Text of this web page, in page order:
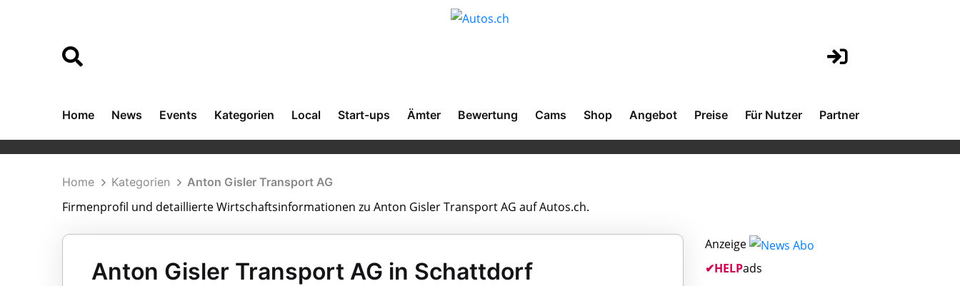
Home News Events Kategorien Local Start-ups Ämter Bewertung Cams Shop Angebot Preise Für Nutzer Partner
Home Kategorien Anton Gisler Transport AG
Firmenprofil und detaillierte Wirtschaftsinformationen zu Anton Gisler Transport AG auf Autos.ch.
Anton Gisler Transport AG in Schattdorf
Anzeige
✔HELPads